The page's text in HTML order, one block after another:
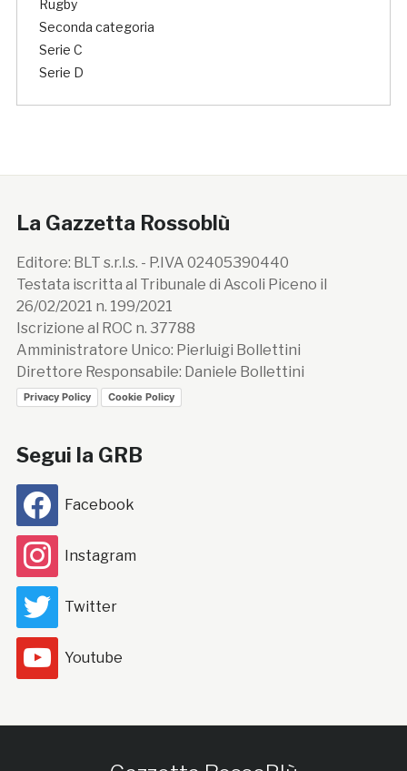
Rugby
Seconda categoria
Serie C
Serie D
La Gazzetta Rossoblù
Editore: BLT s.r.l.s. - P.IVA 02405390440
Testata iscritta al Tribunale di Ascoli Piceno il
26/02/2021 n. 199/2021
Iscrizione al ROC n. 37788
Amministratore Unico: Pierluigi Bollettini
Direttore Responsabile: Daniele Bollettini
Privacy Policy Cookie Policy
Segui la GRB
Facebook
Instagram
Twitter
Youtube